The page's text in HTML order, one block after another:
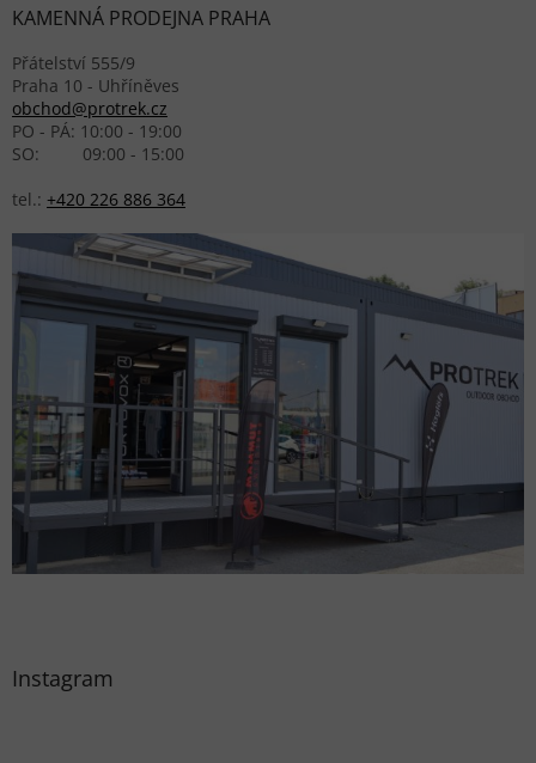
KAMENNÁ PRODEJNA PRAHA
Přátelství 555/9
Praha 10 - Uhříněves
obchod@protrek.cz
PO - PÁ: 10:00 - 19:00
SO: 09:00 - 15:00
tel.: +420 226 886 364
Instagram